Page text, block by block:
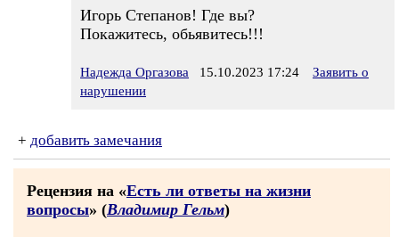
Игорь Степанов! Где вы?
Покажитесь, обьявитесь!!!
Надежда Оргазова 15.10.2023 17:24
Заявить о
нарушении
+ добавить замечания
Рецензия на «Есть ли ответы на жизни
вопросы» (Владимир Гельм)